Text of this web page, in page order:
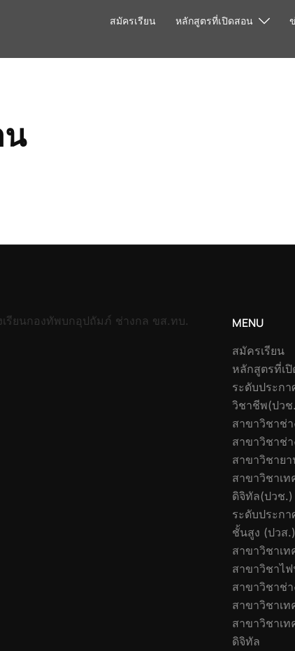
สมัครเรียน หลักสูตรที่เปิดสอน
เรียนกองทัพบกอุปถัมภ์ ช่างกล ขส.ทบ. MENU
สมัครเรียน
หลักสูตรที่เ
ระดับประก
วิชาชีพ(ปวช
สาขาวิชาช่
สาขาวิชาช่
สาขาวิชาย
สาขาวิชาเ
ดิจิทัล(ปวช.)
ระดับประก
ชั้นสูง (ปวส.)
สาขาวิชาเ
สาขาวิชาไ
สาขาวิชาช่
สาขาวิชาเ
สาขาวิชาเ
ดิจิทัล